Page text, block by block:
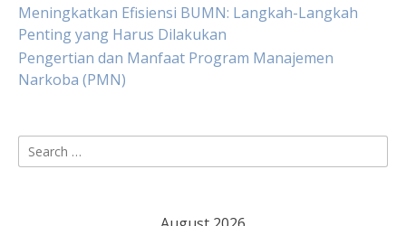
Meningkatkan Efisiensi BUMN: Langkah-Langkah
Penting yang Harus Dilakukan
Pengertian dan Manfaat Program Manajemen
Narkoba (PMN)
Search
for: